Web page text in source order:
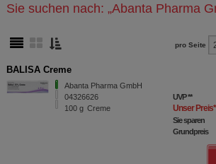
Sie suchen nach: „Abanta Pharma
pro Seite
BALISA Creme
Abanta Pharma GmbH
04326626
100 g Creme
UVP**
Unser Preis*
Sie sparen
Grundpreis